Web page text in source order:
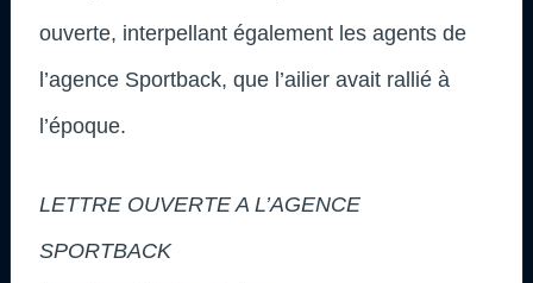
ouverte, interpellant également les agents de
l’agence Sportback, que l’ailier avait rallié à
l’époque.
LETTRE OUVERTE A L’AGENCE
SPORTBACK